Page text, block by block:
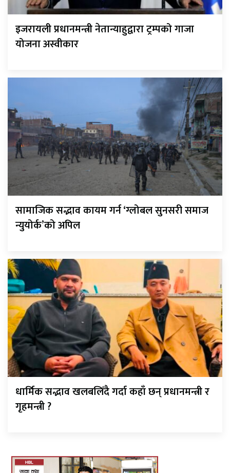
इजरायली प्रधानमन्त्री नेतान्याहुद्वारा ट्रम्पको गाजा
योजना अस्वीकार
सामाजिक सद्भाव कायम गर्न ‘ग्लोबल सुनसरी समाज
न्युयोर्क’को अपिल
धार्मिक सद्भाव खलबलिँदै गर्दा कहाँ छन् प्रधानमन्त्री र
गृहमन्त्री ?